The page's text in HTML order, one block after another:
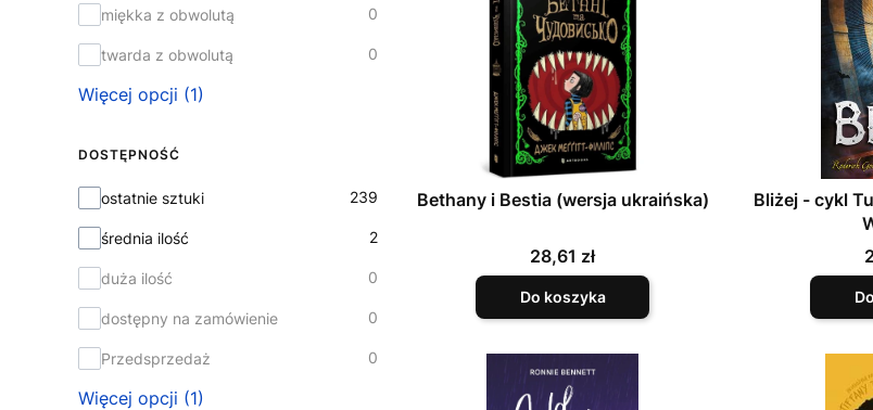
miękka z obwolutą 0
twarda z obwolutą 0
Więcej opcji (1)
DOSTĘPNOŚĆ
Dostępność
ostatnie sztuki 239
średnia ilość 2
duża ilość 0
dostępny na zamówienie 0
Przedsprzedaż 0
Więcej opcji (1)
Bethany i Bestia (wersja ukraińska)
Cena
28,61 zł
Do koszyka
Bliżej - cykl